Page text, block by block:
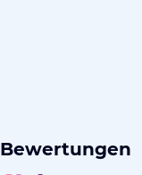
Bewertungen